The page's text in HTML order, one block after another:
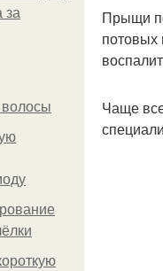
за
Прыщи
потовых
Чаще